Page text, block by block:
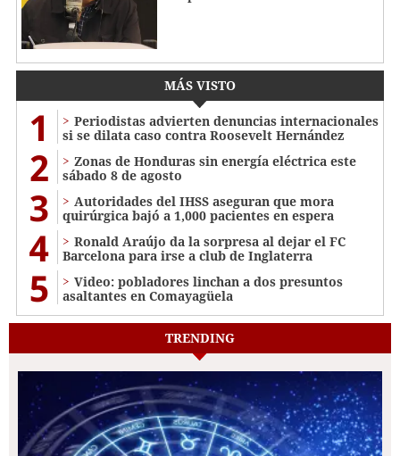
MÁS VISTO
1
Periodistas advierten denuncias internacionales
si se dilata caso contra Roosevelt Hernández
2
Zonas de Honduras sin energía eléctrica este
sábado 8 de agosto
3
Autoridades del IHSS aseguran que mora
quirúrgica bajó a 1,000 pacientes en espera
4
Ronald Araújo da la sorpresa al dejar el FC
Barcelona para irse a club de Inglaterra
5
Video: pobladores linchan a dos presuntos
asaltantes en Comayagüela
TRENDING